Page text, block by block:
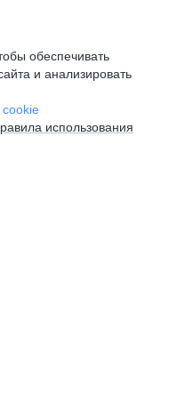
обеспечивать
и анализировать
использования